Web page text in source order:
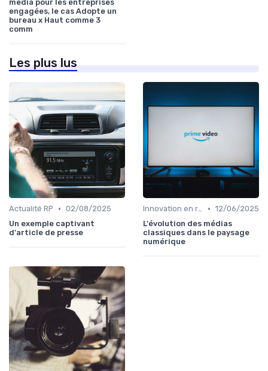
media pour les entreprises
engagées, le cas Adopte un
bureau x Haut comme 3
comm
Les plus lus
Actualité RP • 02/08/2025
Un exemple captivant
d'article de presse
Innovation en relation presse • 12/06/2025
L'évolution des médias
classiques dans le paysage
numérique